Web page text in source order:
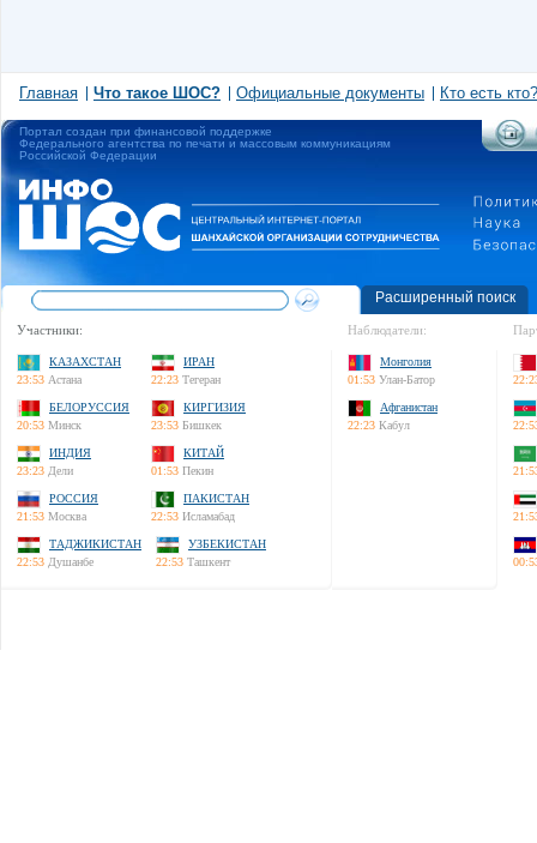
Главная Что такое ШОС? Официальные документы Кто есть кто?
Портал создан при финансовой поддержке
Федерального агентства по печати и массовым коммуникациям
Российской Федерации
Расширенный поиск
Участники:
КАЗАХСТАН
23:53 Астана
ИРАН
22:23 Тегеран
БЕЛОРУССИЯ
20:53 Минск
КИРГИЗИЯ
23:53 Бишкек
ИНДИЯ
23:23 Дели
КИТАЙ
01:53 Пекин
РОССИЯ
21:53 Москва
ПАКИСТАН
22:53 Исламабад
ТАДЖИКИСТАН
22:53 Душанбе
УЗБЕКИСТАН
22:53 Ташкент
Наблюдатели:
Монголия
01:53 Улан-Батор
Афганистан
22:23 Кабул